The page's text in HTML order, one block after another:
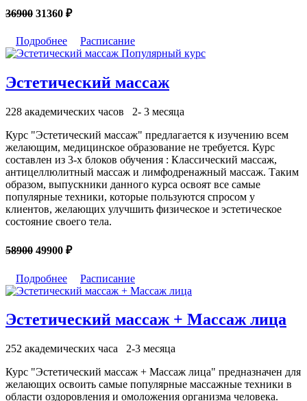
36900 31360 ₽
Подробнее
Расписание
Популярный курс
Эстетический массаж
228 академических часов
2- 3 месяца
Курс "Эстетический массаж" предлагается к изучению всем
желающим, медицинское образование не требуется. Курс
составлен из 3-х блоков обучения : Классический массаж,
антицеллюлитный массаж и лимфодренажный массаж. Таким
образом, выпускники данного курса освоят все самые
популярные техники, которые пользуются спросом у
клиентов, желающих улучшить физическое и эстетическое
состояние своего тела.
58900 49900 ₽
Подробнее Расписание
Эстетический массаж + Массаж лица
252 академических часа
2-3 месяца
Курс "Эстетический массаж + Массаж лица" предназначен для
желающих освоить самые популярные массажные техники в
области оздоровления и омоложения организма человека.